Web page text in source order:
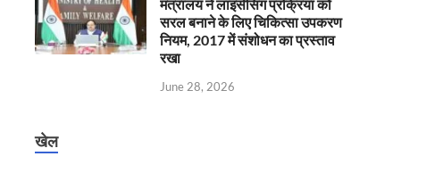
मंत्रालय ने लाइसेंसिंग प्रक्रिया को
सरल बनाने के लिए चिकित्सा उपकरण
नियम, 2017 में संशोधन का प्रस्ताव
रखा
June 28, 2026
खेल